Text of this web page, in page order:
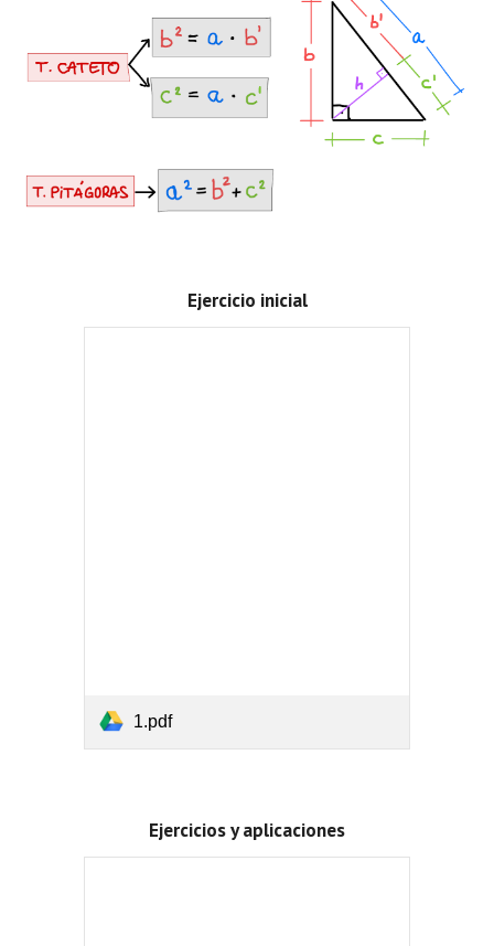
Ejercicio inicial
1.pdf
Ejercicios y aplicaciones